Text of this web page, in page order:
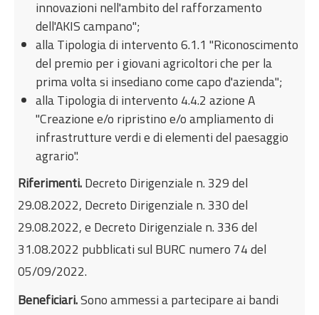
innovazioni nell'ambito del rafforzamento
dell'AKIS campano";
alla Tipologia di intervento 6.1.1 "Riconoscimento
del premio per i giovani agricoltori che per la
prima volta si insediano come capo d'azienda";
alla Tipologia di intervento 4.4.2 azione A
"Creazione e/o ripristino e/o ampliamento di
infrastrutture verdi e di elementi del paesaggio
agrario".
Riferimenti.Decreto Dirigenziale n. 329 del
29.08.2022, Decreto Dirigenziale n. 330 del
29.08.2022, e Decreto Dirigenziale n. 336 del
31.08.2022 pubblicati sul BURC numero 74 del
05/09/2022.
Beneficiari.Sono ammessi a partecipare ai bandi